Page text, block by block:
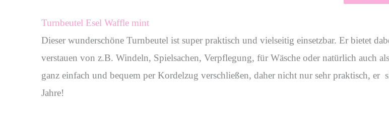
Turnbeutel Esel Waffle mint
Dieser wunderschöne Turnbeutel ist super praktisch und vielseitig einsetzbar. Er bietet
verstauen von z.B. Windeln, Spielsachen, Verpflegung, für Wäsche oder natürlich auch
ganz einfach und bequem per Kordelzug verschließen, daher nicht nur sehr praktisch,
Jahre!